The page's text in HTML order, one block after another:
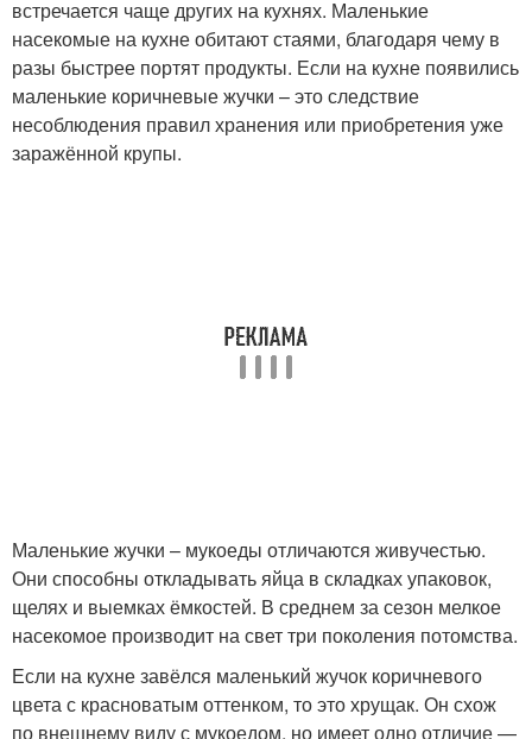
встречается чаще других на кухнях. Маленькие
насекомые на кухне обитают стаями, благодаря чему в
разы быстрее портят продукты. Если на кухне появились
маленькие коричневые жучки – это следствие
несоблюдения правил хранения или приобретения уже
заражённой крупы.
Маленькие жучки – мукоеды отличаются живучестью.
Они способны откладывать яйца в складках упаковок,
щелях и выемках ёмкостей. В среднем за сезон мелкое
насекомое производит на свет три поколения потомства.
Если на кухне завёлся маленький жучок коричневого
цвета с красноватым оттенком, то это хрущак. Он схож
по внешнему виду с мукоедом, но имеет одно отличие —